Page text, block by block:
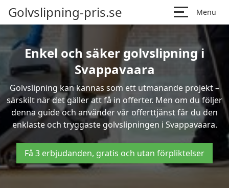
Golvslipning-pris.se Menu
Enkel och säker golvslipning i
Svappavaara
Golvslipning kan kännas som ett utmanande projekt –
särskilt när det gäller att få in offerter. Men om du följer
denna guide och använder vår offerttjänst får du den
enklaste och tryggaste golvslipningen i Svappavaara.
Få 3 erbjudanden, gratis och utan förpliktelser